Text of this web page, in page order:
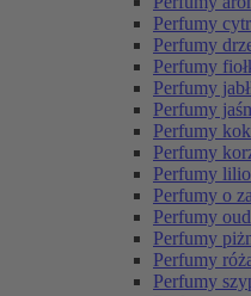
Perfumy
Perfumy
Perfumy
Perfumy
Perfumy
Perfumy
Perfumy
Perfumy
Perfumy o
Perfumy oud
Perfumy
Perfumy
Perfumy